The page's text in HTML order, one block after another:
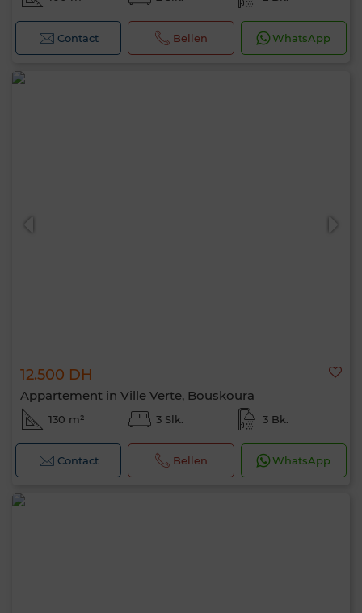
Contact Bellen WhatsApp
12.500 DH
Appartement in Ville Verte, Bouskoura
130 m² 3 Slk. 3 Bk.
Contact Bellen WhatsApp